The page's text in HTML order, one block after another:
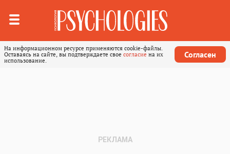
На информационном ресурсе применяются cookie-файлы.
Оставаясь на сайте, вы подтверждаете свое согласие на их
использование.
Согласен